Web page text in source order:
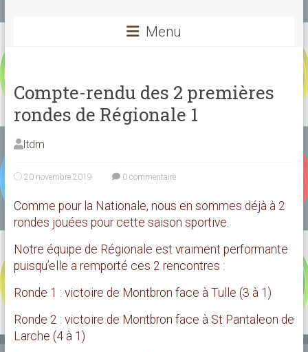
Menu
Compte-rendu des 2 premières
rondes de Régionale 1
ltdm
20 novembre 2019 0 commentaire
Comme pour la Nationale, nous en sommes déjà à 2
rondes jouées pour cette saison sportive.
Notre équipe de Régionale est vraiment performante
puisqu’elle a remporté ces 2 rencontres :
Ronde 1 : victoire de Montbron face à Tulle (3 à 1)
Ronde 2 : victoire de Montbron face à St Pantaleon de
Larche (4 à 1)